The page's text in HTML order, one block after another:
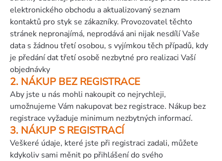
elektronického obchodu a aktualizovaný seznam
kontaktů pro styk se zákazníky. Provozovatel těchto
stránek nepronajímá, neprodává ani nijak nesdílí Vaše
data s žádnou třetí osobou, s vyjímkou těch případů, kdy
je předání dat třetí osobě nezbytné pro realizaci Vaší
objednávky
2. NÁKUP BEZ REGISTRACE
Aby jste u nás mohli nakoupit co nejrychleji,
umožnujeme Vám nakupovat bez registrace. Nákup bez
registrace vyžaduje minimum nezbytných informací.
3. NÁKUP S REGISTRACÍ
Veškeré údaje, které jste při registraci zadali, můžete
kdykoliv sami měnit po přihlášení do svého